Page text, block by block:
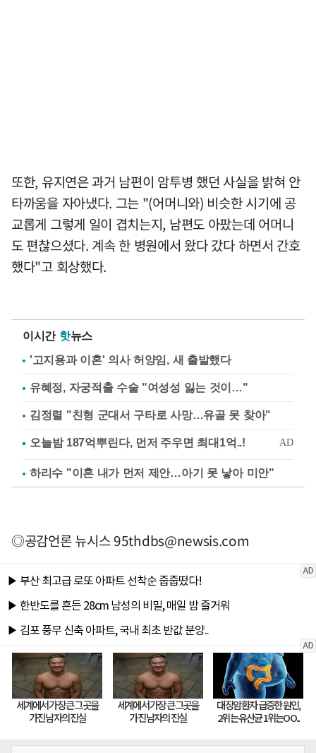
또한, 유지연은 과거 남편이 암투병 했던 사실을 밝혀 안
타까움을 자아냈다. 그는 "(어머니와) 비슷한 시기에 공
교롭게 그렇게 일이 겹치는지, 남편도 아팠는데 어머니
도 편찮으셨다. 계속 한 병원에서 왔다 갔다 하면서 간호
했다"고 회상했다.
이시간 핫뉴스
'고지용과 이혼' 의사 허양임, 새 출발했다
유혜정, 자궁적출 수술 "여성성 잃는 것이…"
김정렬 "친형 군대서 구타로 사망…유골 못 찾아"
하리수 "이혼 내가 먼저 제안…아기 못 낳아 미안"
◎공감언론 뉴시스95thdbs@newsis.com